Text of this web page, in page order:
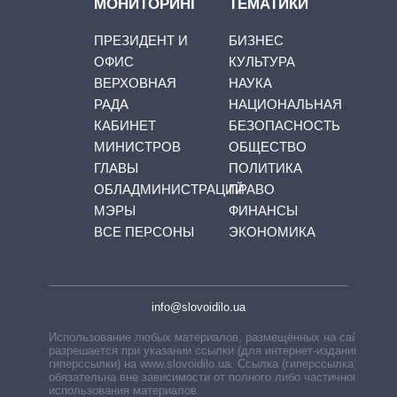
МОНИТОРИНГ
ПРЕЗИДЕНТ И
ОФИС
ВЕРХОВНАЯ
РАДА
КАБИНЕТ
МИНИСТРОВ
ГЛАВЫ
ОБЛАДМИНИСТРАЦИЙ
МЭРЫ
ВСЕ ПЕРСОНЫ
ТЕМАТИКИ
БИЗНЕС
КУЛЬТУРА
НАУКА
НАЦИОНАЛЬНАЯ
БЕЗОПАСНОСТЬ
ОБЩЕСТВО
ПОЛИТИКА
ПРАВО
ФИНАНСЫ
ЭКОНОМИКА
info@slovoidilo.ua
Использование любых материалов, размещённых на сайте,
разрешается при указании ссылки (для интернет-изданий —
гиперссылки) на www.slovoidilo.ua. Ссылка (гиперссылка)
обязательна вне зависимости от полного либо частичного
использования материалов.